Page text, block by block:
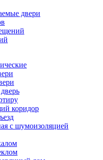
двери
коридор
с шумоизоляцией